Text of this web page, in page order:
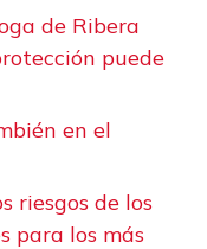
de Ribera
puede
en el
riesgos de los
para los más